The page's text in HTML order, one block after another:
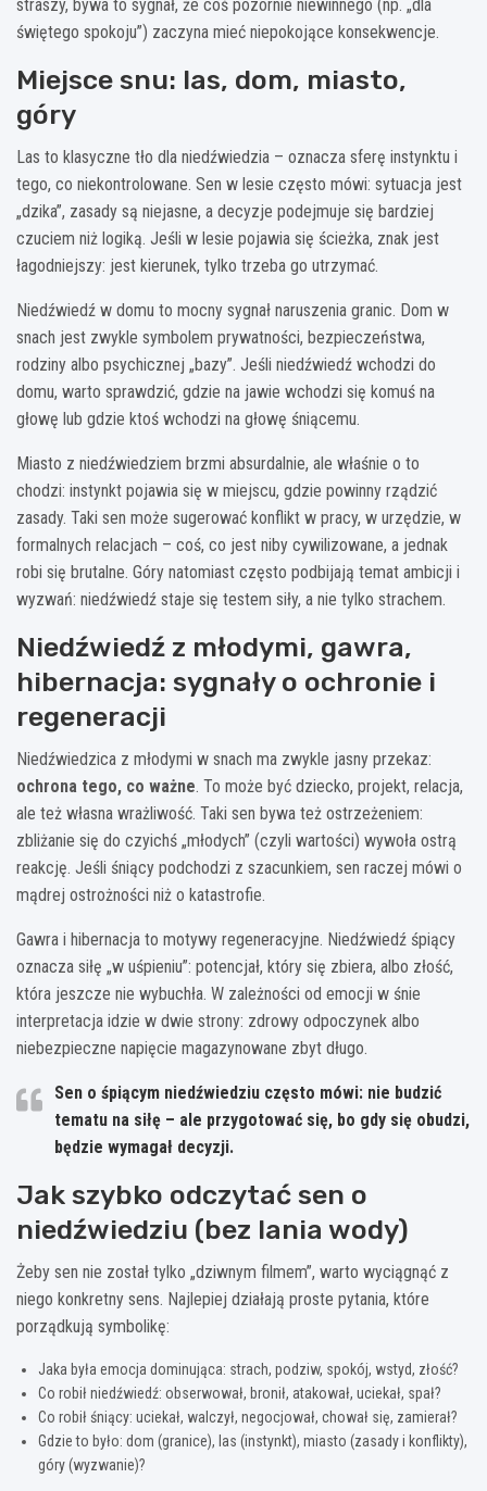
straszy, bywa to sygnał, że coś pozornie niewinnego (np. „dla
świętego spokoju”) zaczyna mieć niepokojące konsekwencje.
Miejsce snu: las, dom, miasto,
góry
Las to klasyczne tło dla niedźwiedzia – oznacza sferę instynktu i
tego, co niekontrolowane. Sen w lesie często mówi: sytuacja jest
„dzika”, zasady są niejasne, a decyzje podejmuje się bardziej
czuciem niż logiką. Jeśli w lesie pojawia się ścieżka, znak jest
łagodniejszy: jest kierunek, tylko trzeba go utrzymać.
Niedźwiedź w domu to mocny sygnał naruszenia granic. Dom w
snach jest zwykle symbolem prywatności, bezpieczeństwa,
rodziny albo psychicznej „bazy”. Jeśli niedźwiedź wchodzi do
domu, warto sprawdzić, gdzie na jawie wchodzi się komuś na
głowę lub gdzie ktoś wchodzi na głowę śniącemu.
Miasto z niedźwiedziem brzmi absurdalnie, ale właśnie o to
chodzi: instynkt pojawia się w miejscu, gdzie powinny rządzić
zasady. Taki sen może sugerować konflikt w pracy, w urzędzie, w
formalnych relacjach – coś, co jest niby cywilizowane, a jednak
robi się brutalne. Góry natomiast często podbijają temat ambicji i
wyzwań: niedźwiedź staje się testem siły, a nie tylko strachem.
Niedźwiedź z młodymi, gawra,
hibernacja: sygnały o ochronie i
regeneracji
Niedźwiedzica z młodymi w snach ma zwykle jasny przekaz:
ochrona tego, co ważne. To może być dziecko, projekt, relacja,
ale też własna wrażliwość. Taki sen bywa też ostrzeżeniem:
zbliżanie się do czyichś „młodych” (czyli wartości) wywoła ostrą
reakcję. Jeśli śniący podchodzi z szacunkiem, sen raczej mówi o
mądrej ostrożności niż o katastrofie.
Gawra i hibernacja to motywy regeneracyjne. Niedźwiedź śpiący
oznacza siłę „w uśpieniu”: potencjał, który się zbiera, albo złość,
która jeszcze nie wybuchła. W zależności od emocji w śnie
interpretacja idzie w dwie strony: zdrowy odpoczynek albo
niebezpieczne napięcie magazynowane zbyt długo.
Sen o śpiącym niedźwiedziu często mówi: nie budzić
tematu na siłę – ale przygotować się, bo gdy się obudzi,
będzie wymagał decyzji.
Jak szybko odczytać sen o
niedźwiedziu (bez lania wody)
Żeby sen nie został tylko „dziwnym filmem”, warto wyciągnąć z
niego konkretny sens. Najlepiej działają proste pytania, które
porządkują symbolikę:
Jaka była emocja dominująca: strach, podziw, spokój, wstyd, złość?
Co robił niedźwiedź: obserwował, bronił, atakował, uciekał, spał?
Co robił śniący: uciekał, walczył, negocjował, chował się, zamierał?
Gdzie to było: dom (granice), las (instynkt), miasto (zasady i konflikty),
góry (wyzwanie)?